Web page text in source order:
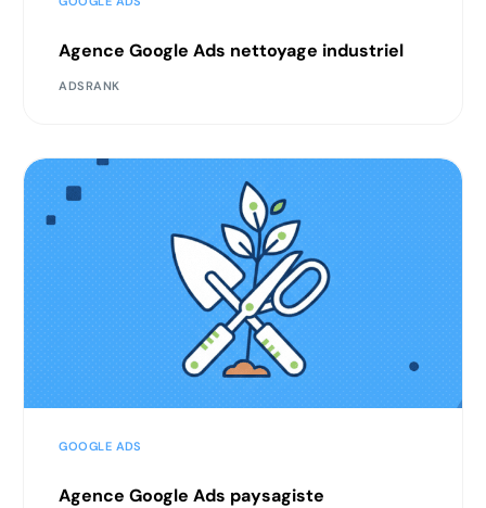
Agence Google Ads nettoyage industriel
ADSRANK
GOOGLE ADS
Agence Google Ads paysagiste